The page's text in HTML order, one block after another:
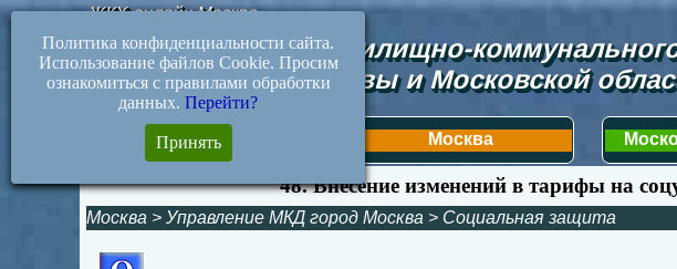
Первая Москва
Документы жилищно-
Москвы и Московской
ЖКХ-онлайн.Москва
48. Внесение изменений в тарифы на
Москва >Управление МКД город Москва > Социальная защита
Политика конфиденциальности сайта.
Использование файлов Cookie. Просим
ознакомиться с правилами обработки
данных. Перейти?
Принять